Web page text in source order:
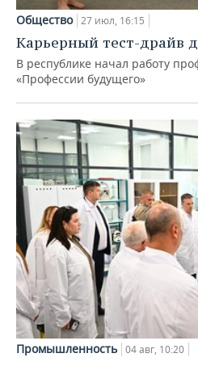
Общество 27 июл, 16:15
Карьерный тест-драйв
В республике начал работу
«Профессии будущего»
Промышленность 04 авг, 10:20